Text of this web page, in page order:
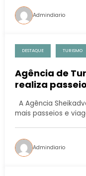
Admindiario
DESTAQUE TURISMO
Agência de
realiza
A Agência
mais passeios e
Admindiario